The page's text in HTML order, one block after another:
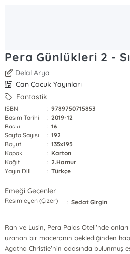
Pera Günlükleri 2 -
Delal Arya
Can Çocuk Yayınları
Fantastik
ISBN : 9789750715853
Basım Tarihi
: 2019-12
Baskı
: 16
Sayfa Sayısı
: 192
Boyut
: 135x195
Kapak
: Karton
Kağıt
: 2.Hamur
Yayın Dili
: Türkçe
Emeği Geçenler
Resimleyen (Çizer) : Sedat Girgin
Ran ve Lusin, Pera Palas Oteli'nde
uzanan bir maceranın beklediğinden
Agatha Christie'nin odasında bulunmuş